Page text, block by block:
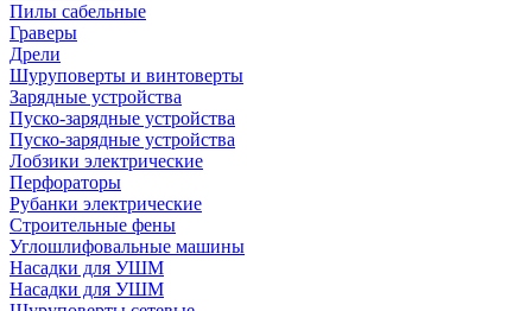
Пилы сабельные
Граверы
Дрели
Шуруповерты и винтоверты
Зарядные устройства
Пуско-зарядные устройства
Пуско-зарядные устройства
Лобзики электрические
Перфораторы
Рубанки электрические
Строительные фены
Углошлифовальные машины
Насадки для УШМ
Насадки для УШМ